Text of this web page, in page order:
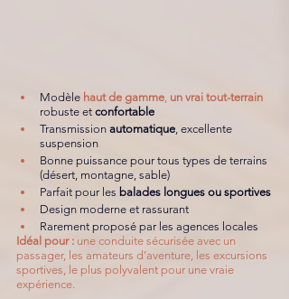
Modèle haut de gamme, un vrai tout-terrain
robuste et confortable
Transmission automatique, excellente
suspension
Bonne puissance pour tous types de terrains
(désert, montagne, sable)
Parfait pour les balades longues ou sportives
Design moderne et rassurant
Rarement proposé par les agences locales
Idéal pour : une conduite sécurisée avec un
passager, les amateurs d’aventure, les excursions
sportives, le plus polyvalent pour une vraie
expérience.